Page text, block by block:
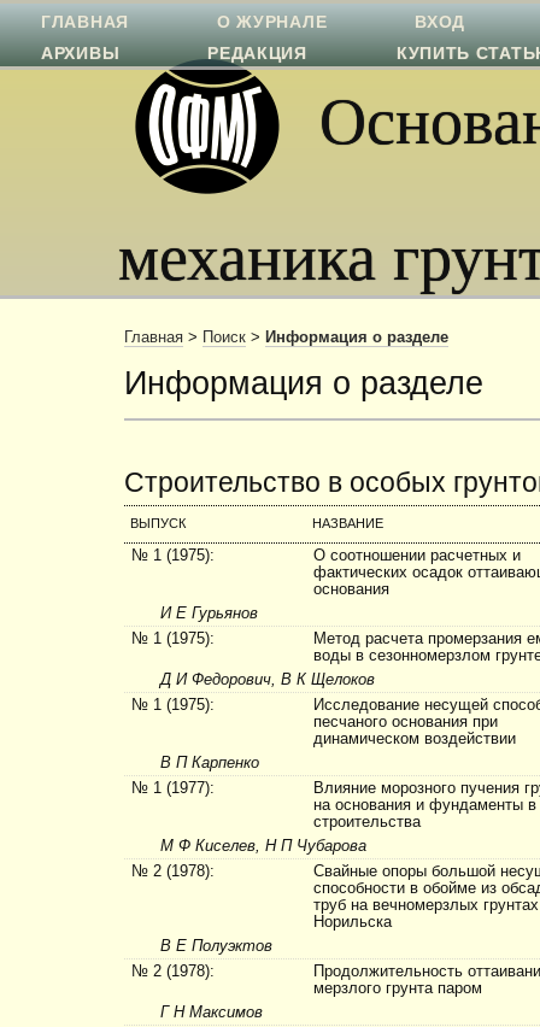
механика
ГЛАВНАЯ О ЖУРНАЛЕ
ВХОД
АРХИВЫ
РЕДАКЦИЯ КУПИТЬ
Главная > Поиск > Информация о разделе
Информация о разделе
Строительство в особых
ВЫПУСК НАЗВАНИЕ
№ 1 (1975):
О соотношении расчетных и
фактических осадок
основания
И Е Гурьянов
№ 1 (1975):
Метод расчета промерзания
воды в сезонномерзлом
Д И Федорович, В К Щелоков
№ 1 (1975):
Исследование несущей
песчаного основания при
динамическом воздействии
В П Карпенко
№ 1 (1977):
Влияние морозного пучения
на основания и фундаменты в
строительства
М Ф Киселев, Н П Чубарова
№ 2 (1978):
Свайные опоры большой
способности в обойме из
труб на вечномерзлых грунтах
Норильска
В Е Полуэктов
№ 2 (1978):
Продолжительность
мерзлого грунта паром
Г Н Максимов